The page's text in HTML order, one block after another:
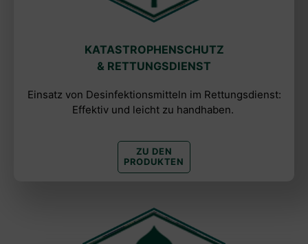
KATASTROPHENSCHUTZ
& RETTUNGSDIENST
Einsatz von Desinfektionsmitteln im Rettungsdienst:
Effektiv und leicht zu handhaben.
ZU DEN
PRODUKTEN